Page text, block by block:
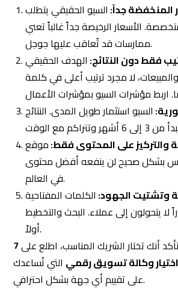
المنخفضة جداً: السيو الحقيقي يتطلب
الأسعار الرخيصة جداً غالباً تعني
ممارسات قد تُعاقب عليها جوجل.
فقط دون النتائج: الهدف الحقيقي
لا مجرد ترتيب أعلى في كلمة
السيو استثمار طويل المدى. النتائج
والتركيز على المحتوى فقط:موقع
بشكل صحيح لن ينفعه أفضل محتوى
في العالم.
وتشتيت الجهود: الكلمات المفتاحية
لا يتحولون إلى عملاء. البحث والتخطيط
أولاً.
أنك تختار الشريك المناسب، اطلع على7
وكالة تسويق رقمي التي تُساعدك
على تقييم أي جهة بشكل احترافي.